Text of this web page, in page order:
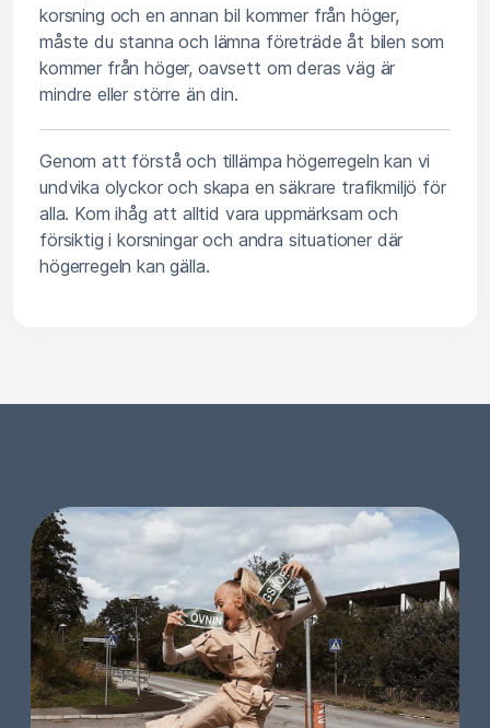
korsning och en annan bil kommer från höger,
måste du stanna och lämna företräde åt bilen som
kommer från höger, oavsett om deras väg är
mindre eller större än din.
Genom att förstå och tillämpa högerregeln kan vi
undvika olyckor och skapa en säkrare trafikmiljö för
alla. Kom ihåg att alltid vara uppmärksam och
försiktig i korsningar och andra situationer där
högerregeln kan gälla.